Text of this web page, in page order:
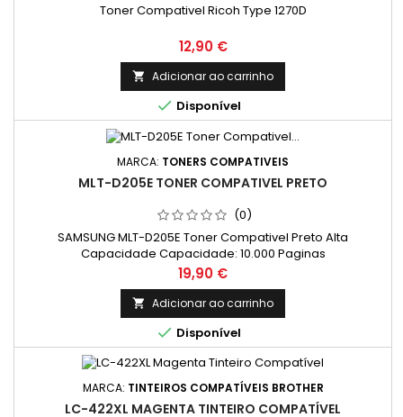
Toner Compativel Ricoh Type 1270D
Preço
12,90 €
 Adicionar ao carrinho
 Disponível
MARCA: TONERS COMPATIVEIS
MLT-D205E TONER COMPATIVEL PRETO
(0)
SAMSUNG MLT-D205E Toner Compativel Preto Alta
Capacidade Capacidade: 10.000 Paginas
Preço
19,90 €
 Adicionar ao carrinho
 Disponível
MARCA: TINTEIROS COMPATÍVEIS BROTHER
LC-422XL MAGENTA TINTEIRO COMPATÍVEL